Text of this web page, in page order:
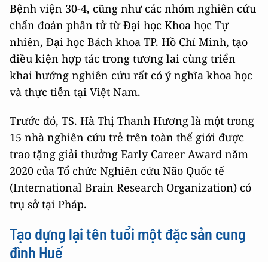
Bệnh viện 30-4, cũng như các nhóm nghiên cứu
chẩn đoán phân tử từ Đại học Khoa học Tự
nhiên, Đại học Bách khoa TP. Hồ Chí Minh, tạo
điều kiện hợp tác trong tương lai cùng triển
khai hướng nghiên cứu rất có ý nghĩa khoa học
và thực tiễn tại Việt Nam.
Trước đó, TS. Hà Thị Thanh Hương là một trong
15 nhà nghiên cứu trẻ trên toàn thế giới được
trao tặng giải thưởng Early Career Award năm
2020 của Tổ chức Nghiên cứu Não Quốc tế
(International Brain Research Organization) có
trụ sở tại Pháp.
Tạo dựng lại tên tuổi một đặc sản cung
đình Huế